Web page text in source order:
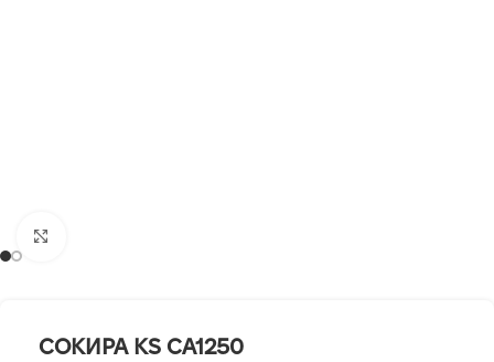
СОКИРА KS CA1250